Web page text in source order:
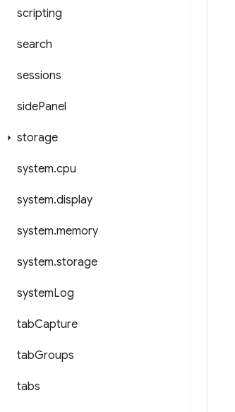
scripting
search
sessions
sidePanel
storage
system.cpu
system.display
system.memory
system.storage
systemLog
tabCapture
tabGroups
tabs